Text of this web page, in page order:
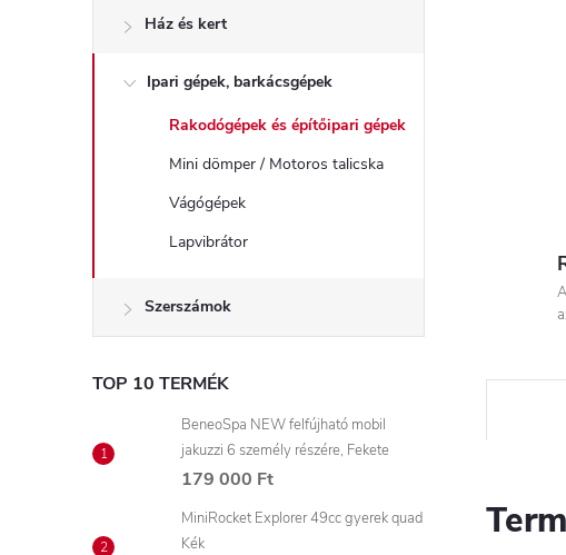
n
Ház és kert
Ipari gépek, barkácsgépek
Rakodógépek és építőipari gépek
Mini dömper / Motoros talicska
Vágógépek
Lapvibrátor
Szerszámok
TOP 10 TERMÉK
BeneoSpa NEW felfújható mobil
jakuzzi 6 személy részére, Fekete
179 000 Ft
MiniRocket Explorer 49cc gyerek quad
Kék